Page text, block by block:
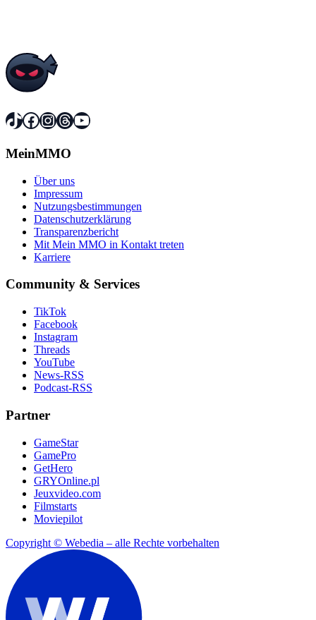
TikTok
Facebook
Instagram
Threads
YouTube
MeinMMO
Über uns
Impressum
Nutzungsbestimmungen
Datenschutzerklärung
Transparenzbericht
Mit Mein MMO in Kontakt treten
Karriere
Community & Services
TikTok
Facebook
Instagram
Threads
YouTube
News-RSS
Podcast-RSS
Partner
GameStar
GamePro
GetHero
GRYOnline.pl
Jeuxvideo.com
Filmstarts
Moviepilot
Copyright © Webedia – alle Rechte vorbehalten